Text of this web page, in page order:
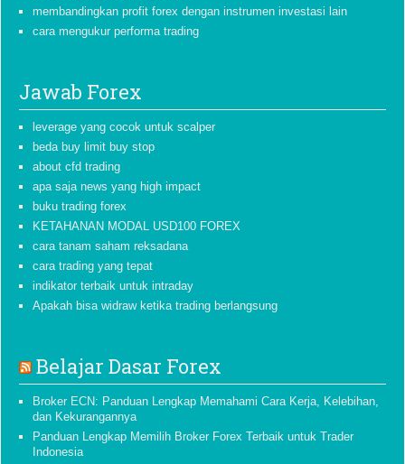
membandingkan profit forex dengan instrumen investasi lain
cara mengukur performa trading
Jawab Forex
leverage yang cocok untuk scalper
beda buy limit buy stop
about cfd trading
apa saja news yang high impact
buku trading forex
KETAHANAN MODAL USD100 FOREX
cara tanam saham reksadana
cara trading yang tepat
indikator terbaik untuk intraday
Apakah bisa widraw ketika trading berlangsung
Belajar Dasar Forex
Broker ECN: Panduan Lengkap Memahami Cara Kerja, Kelebihan,
dan Kekurangannya
Panduan Lengkap Memilih Broker Forex Terbaik untuk Trader
Indonesia